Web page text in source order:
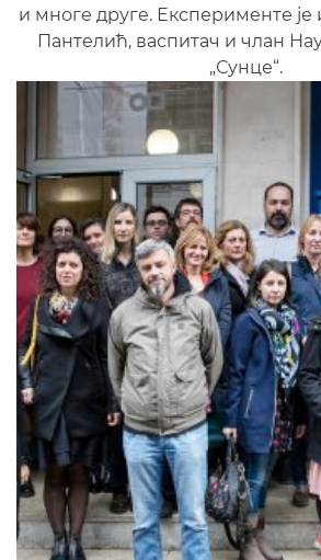
и многе друге. Експерименте је
Пантелић, васпитач и члан
„Сунце“.